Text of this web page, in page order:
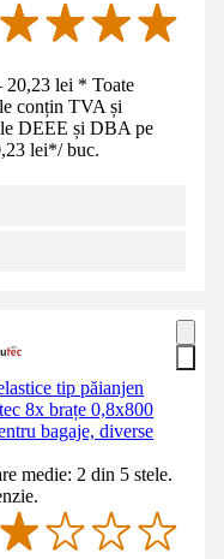
lei * Toate
conțin TVA și
DEEE și DBA pe
lei*/ buc.
tip păianjen
8x brațe 0,8x800
bagaje, diverse
medie: 2 din 5 stele.